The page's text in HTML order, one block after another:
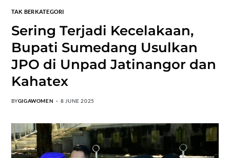
TAK BERKATEGORI
Sering Terjadi Kecelakaan,
Bupati Sumedang Usulkan
JPO di Unpad Jatinangor dan
Kahatex
BYGIGAWOMEN 8 JUNE 2025